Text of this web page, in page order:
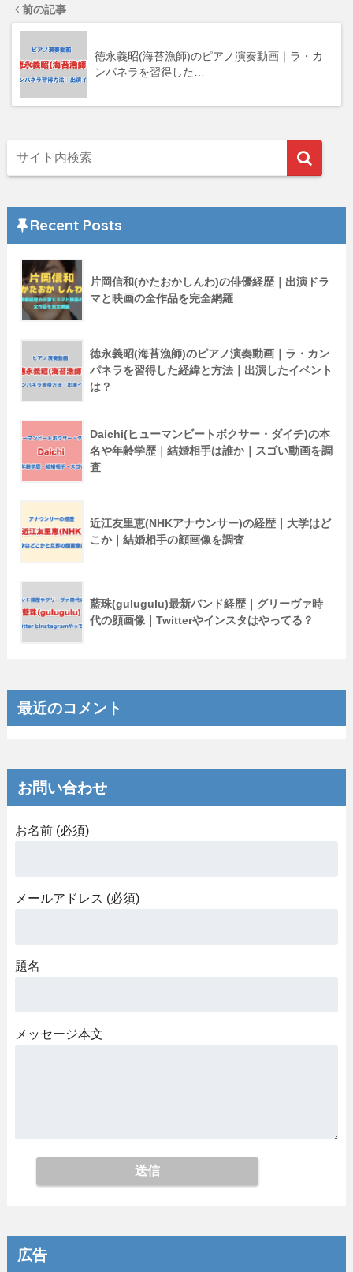
前の記事
徳永義昭(海苔漁師)のピアノ演奏動画｜ラ・カ
ンパネラを習得した…
Recent Posts
片岡信和(かたおかしんわ)の俳優経歴｜出演ドラ
マと映画の全作品を完全網羅
徳永義昭(海苔漁師)のピアノ演奏動画｜ラ・カン
パネラを習得した経緯と方法｜出演したイベント
は？
Daichi(ヒューマンビートボクサー・ダイチ)の本
名や年齢学歴｜結婚相手は誰か｜スゴい動画を調
査
近江友里恵(NHKアナウンサー)の経歴｜大学はど
こか｜結婚相手の顔画像を調査
藍珠(gulugulu)最新バンド経歴｜グリーヴァ時
代の顔画像｜Twitterやインスタはやってる？
最近のコメント
お問い合わせ
お名前 (必須)
メールアドレス (必須)
題名
メッセージ本文
広告